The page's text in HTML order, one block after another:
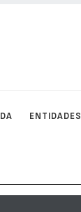
ENTIDADES